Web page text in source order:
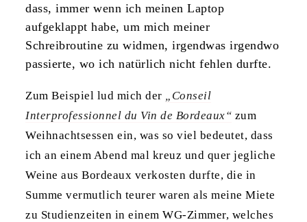
dass, immer wenn ich meinen Laptop
aufgeklappt habe, um mich meiner
Schreibroutine zu widmen, irgendwas irgendwo
passierte, wo ich natürlich nicht fehlen durfte.
Zum Beispiel lud mich der
„Conseil
Interprofessionnel du Vin de Bordeaux“ zum
Weihnachtsessen ein, was so viel bedeutet, dass
ich an einem Abend mal kreuz und quer jegliche
Weine aus Bordeaux verkosten durfte, die in
Summe vermutlich teurer waren als meine Miete
zu Studienzeiten in einem WG-Zimmer, welches